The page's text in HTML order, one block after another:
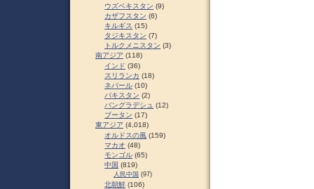
ウズベキスタン (9)
カザフスタン (6)
キルギス (15)
タジキスタン (7)
トルクメニスタン (3)
南アジア (118)
インド (36)
スリランカ (18)
ネパール (10)
パキスタン (2)
バングラデシュ (12)
ブータン (17)
東アジア (4,018)
オルドスの風 (159)
マカオ (48)
モンゴル (65)
中国 (819)
人民中国 (97)
北朝鮮 (106)